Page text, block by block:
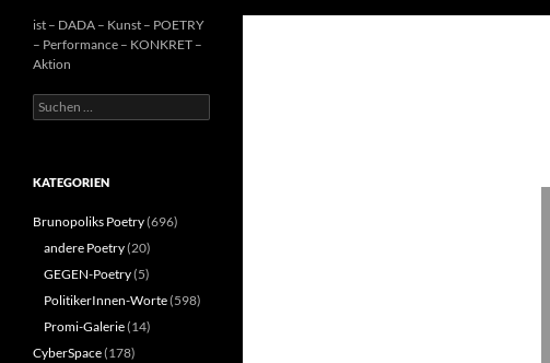
ist – DADA – Kunst – POETRY
– Performance – KONKRET –
Aktion
Suchen
nach:
KATEGORIEN
Brunopoliks Poetry(696)
andere Poetry(20)
GEGEN-Poetry(5)
PolitikerInnen-Worte(598)
Promi-Galerie(14)
CyberSpace(178)